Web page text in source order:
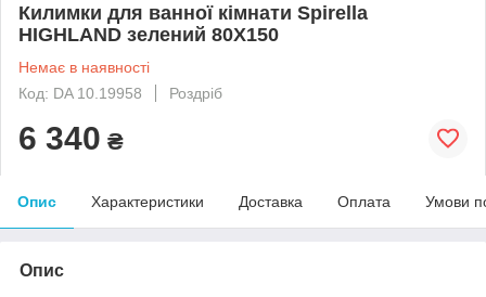
Килимки для ванної кімнати Spirella
HIGHLAND зелений 80Х150
Немає в наявності
Код: DA 10.19958
Роздріб
6 340 ₴
Опис Характеристики Доставка Оплата Умови
Опис